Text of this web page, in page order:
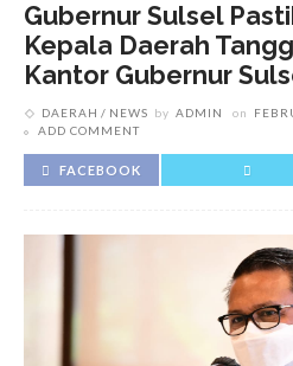
Gubernur Sulsel
Kepala Daerah
Kantor Gubernur
DAERAH NEWS by ADMIN on
ADD COMMENT
FACEBOOK